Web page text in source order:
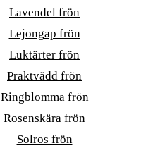
Lavendel frön
Lejongap frön
Luktärter frön
Praktvädd frön
Ringblomma frön
Rosenskära frön
Solros frön